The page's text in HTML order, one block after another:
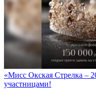
«Мисс Окская Стрелка –
участницами!